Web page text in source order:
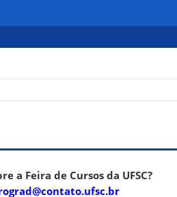
a Feira de Cursos da UFSC?